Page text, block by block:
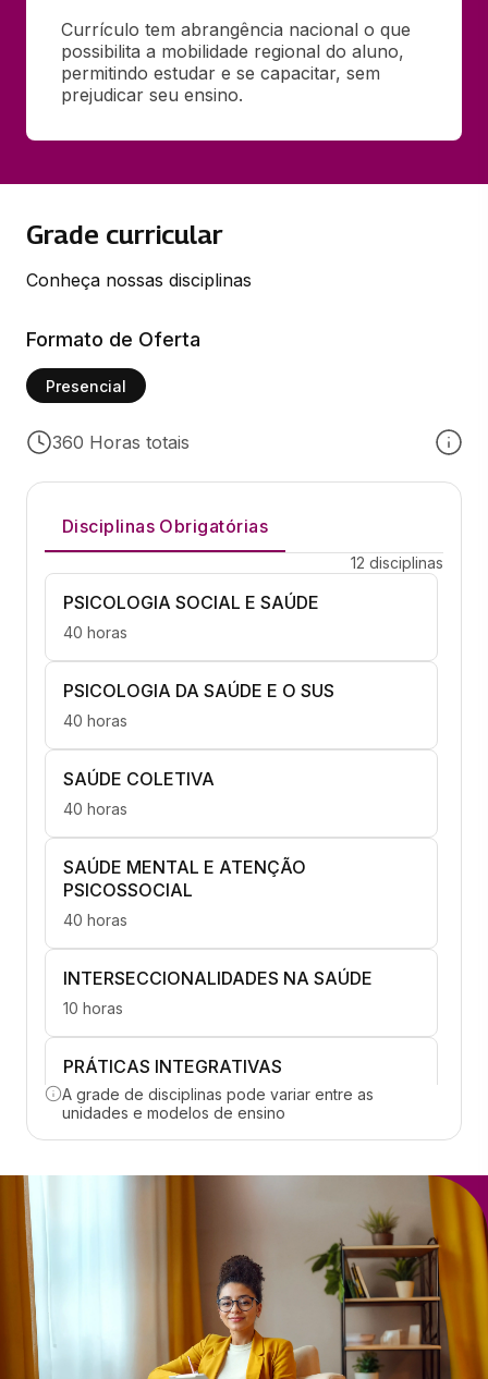
Currículo tem abrangência nacional o que
possibilita a mobilidade regional do aluno,
permitindo estudar e se capacitar, sem
prejudicar seu ensino.
Grade curricular
Conheça nossas disciplinas
Formato de Oferta
Presencial
360 Horas totais
Disciplinas Obrigatórias
12 disciplinas
PSICOLOGIA SOCIAL E SAÚDE
40 horas
PSICOLOGIA DA SAÚDE E O SUS
40 horas
SAÚDE COLETIVA
40 horas
SAÚDE MENTAL E ATENÇÃO
PSICOSSOCIAL
40 horas
INTERSECCIONALIDADES NA SAÚDE
10 horas
PRÁTICAS INTEGRATIVAS
10 horas
(PSICOPATOLOGIAS)
SAÚDE NA VIDA ADULTA E NA VELHICE
(PSICOPATOLOGIAS)
A grade de disciplinas pode variar entre as
unidades e modelos de ensino